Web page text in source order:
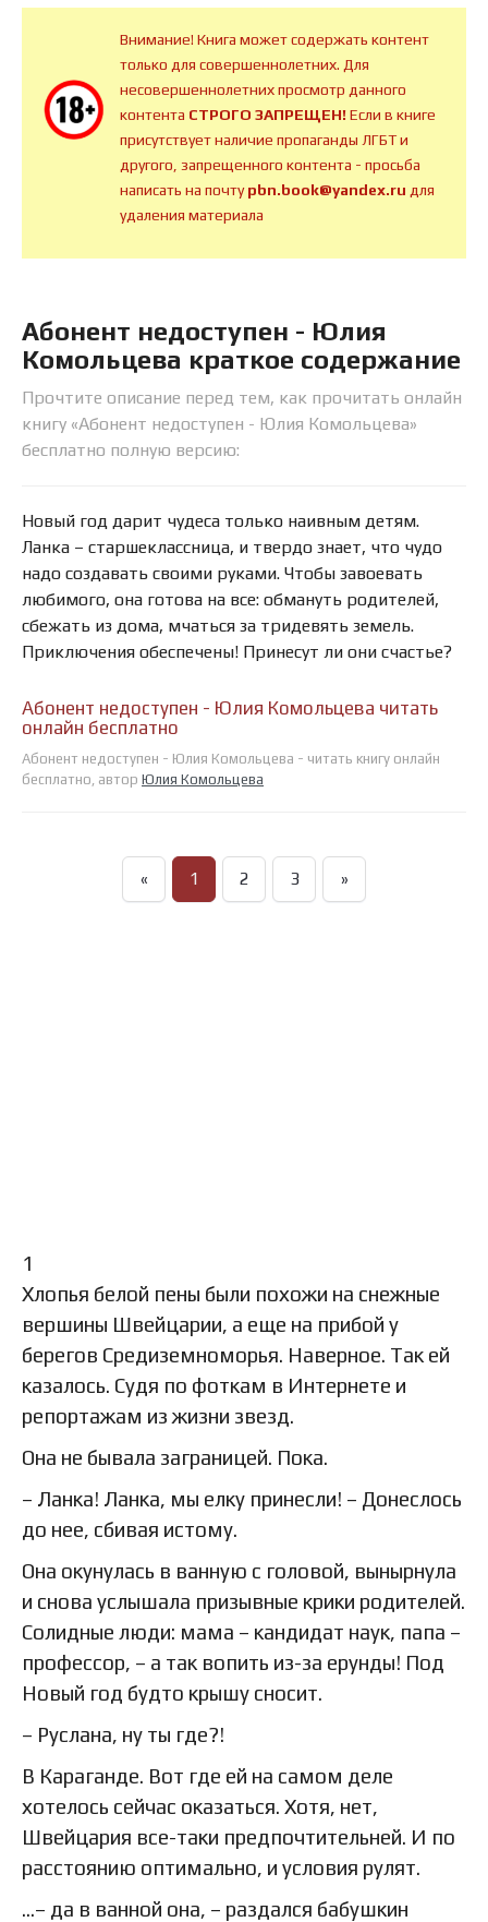
Внимание! Книга может содержать контент
только для совершеннолетних. Для
несовершеннолетних просмотр данного
контента СТРОГО ЗАПРЕЩЕН!Если в книге
присутствует наличие пропаганды ЛГБТ и
другого, запрещенного контента - просьба
написать на почтуpbn.book@yandex.ru для
удаления материала
Абонент недоступен - Юлия
Комольцева краткое содержание
Прочтите описание перед тем, как прочитать онлайн
книгу «Абонент недоступен - Юлия Комольцева»
бесплатно полную версию:
Новый год дарит чудеса только наивным детям.
Ланка – старшеклассница, и твердо знает, что чудо
надо создавать своими руками. Чтобы завоевать
любимого, она готова на все: обмануть родителей,
сбежать из дома, мчаться за тридевять земель.
Приключения обеспечены! Принесут ли они счастье?
Абонент недоступен - Юлия Комольцева читать
онлайн бесплатно
Абонент недоступен - Юлия Комольцева - читать книгу онлайн
бесплатно, автор Юлия Комольцева
« 1 2 3 »
1
Хлопья белой пены были похожи на снежные
вершины Швейцарии, а еще на прибой у
берегов Средиземноморья. Наверное. Так ей
казалось. Судя по фоткам в Интернете и
репортажам из жизни звезд.
Она не бывала заграницей. Пока.
– Ланка! Ланка, мы елку принесли! – Донеслось
до нее, сбивая истому.
Она окунулась в ванную с головой, вынырнула
и снова услышала призывные крики родителей.
Солидные люди: мама – кандидат наук, папа –
профессор, – а так вопить из-за ерунды! Под
Новый год будто крышу сносит.
– Руслана, ну ты где?!
В Караганде. Вот где ей на самом деле
хотелось сейчас оказаться. Хотя, нет,
Швейцария все-таки предпочтительней. И по
расстоянию оптимально, и условия рулят.
…– да в ванной она, – раздался бабушкин